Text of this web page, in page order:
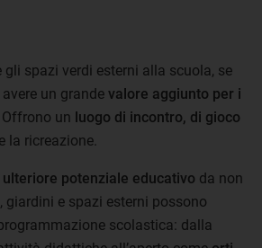
spazi verdi esterni alla scuola, se
un grande valore aggiunto per i
Offrono un luogo di incontro, di gioco
la ricreazione.
ulteriore potenziale educativo da non
giardini e spazi esterni possono
scolastica: dalla